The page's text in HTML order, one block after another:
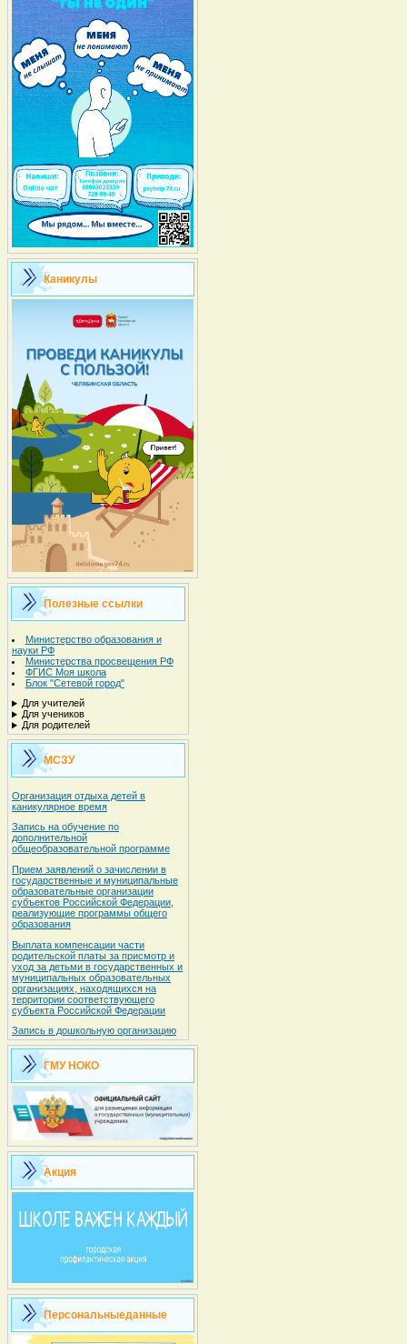
Каникулы
Полезные ссылки
Министерство образования и
науки РФ
Министерства просвещения РФ
ФГИС Моя школа
Блок "Сетевой город"
Для учителей
Для учеников
Для родителей
МСЗУ
Организация отдыха детей в
каникулярное время
Запись на обучение по
дополнительной
общеобразовательной программе
Прием заявлений о зачислении в
государственные и муниципальные
образовательные организации
субъектов Российской Федерации,
реализующие программы общего
образования
Выплата компенсации части
родительской платы за присмотр и
уход за детьми в государственных и
муниципальных образовательных
организациях, находящихся на
территории соответствующего
субъекта Российской Федерации
Запись в дошкольную организацию
ГМУ НОКО
Акция
Персональныеданные